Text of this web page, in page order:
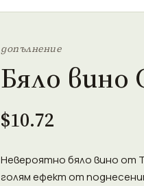
допълнение
Бяло вино
$10.72
Невероятно бяло вино от
голям ефект от